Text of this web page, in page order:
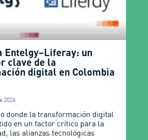
Entelgy–Liferay: un
clave de la
digital en Colombia
2026
donde la transformación digital
en un factor crítico para la
las alianzas tecnológicas